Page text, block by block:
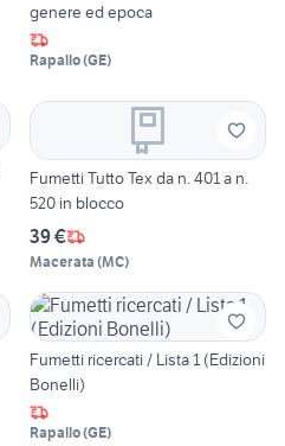
genere ed epoca
Rapallo(GE)
Fumetti Tutto Tex da n. 401 a n.
520 in blocco
39 €
Macerata (MC)
Fumetti ricercati / Lista 1 (Edizioni
Bonelli)
Rapallo(GE)